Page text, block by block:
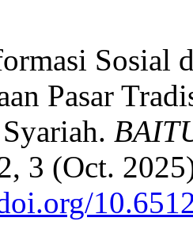
Sosial
Pasar
3 (Oct.